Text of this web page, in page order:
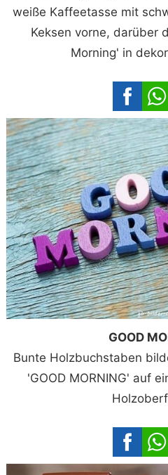
weiße Kaffeetasse mit
Keksen vorne, darüber
Morning' in
GOOD
Bunte Holzbuchstaben
'GOOD MORNING' auf